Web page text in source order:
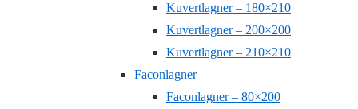
Kuvertlagner – 180×210
Kuvertlagner – 200×200
Kuvertlagner – 210×210
Faconlagner
Faconlagner – 80×200